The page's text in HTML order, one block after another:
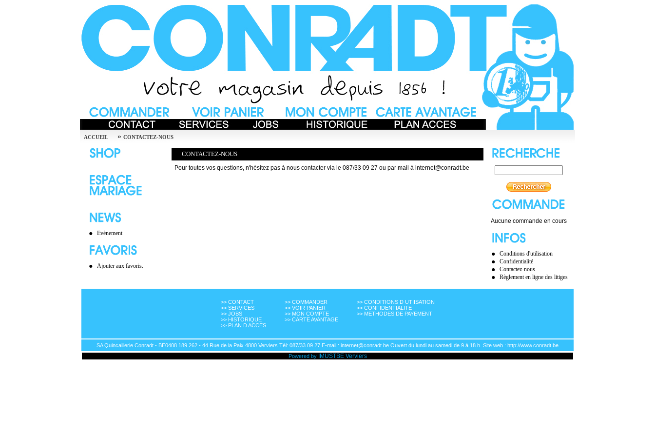
ACCUEIL » CONTACTEZ-NOUS
Evènement
Ajouter aux favoris.
CONTACTEZ-NOUS
Pour toutes vos questions, n'hésitez pas à nous contacter via le 087/33 09 27 ou par mail à internet@conradt.be
Aucune commande en cours
Conditions d'utilisation
Confidentialité
Contactez-nous
Règlement en ligne des litiges
>> CONTACT
>> SERVICES
>> JOBS
>> HISTORIQUE
>> PLAN D ACCES
>> COMMANDER
>> VOIR PANIER
>> MON COMPTE
>> CARTE AVANTAGE
>> CONDITIONS D UTIISATION
>> CONFIDENTIALITE
>> METHODES DE PAYEMENT
SA Quincaillerie Conradt - BE0408.189.262 - 44 Rue de la Paix 4800 Verviers Tél: 087/33.09.27 E-mail : internet@conradt.be Ouvert du lundi au samedi de 9 à 18 h. Site web : http://www.conradt.be
Powered by
IMUSTBE Verviers